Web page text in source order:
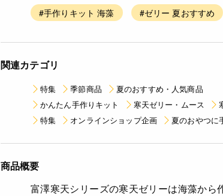
#手作りキット 海藻
#ゼリー 夏おすすめ
関連カテゴリ
特集 季節商品
夏のおすすめ・人気商品
かんたん手作りキット
寒天ゼリー・ムース
特集
オンラインショップ企画 夏のおやつに
商品概要
富澤寒天シリーズの寒天ゼリーは海藻から